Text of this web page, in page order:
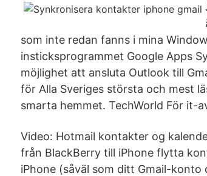
som inte redan fanns i mina
insticksprogrammet Google Apps
möjlighet att ansluta Outlook till
för Alla Sveriges största och mest
smarta hemmet. TechWorld För
Video: Hotmail kontakter og
från BlackBerry till iPhone flytta
iPhone (såväl som ditt Gmail-